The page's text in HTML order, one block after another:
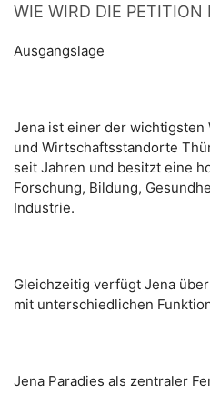
WIE WIRD DIE PETITION
Ausgangslage
Jena ist einer der
und Wirtschaftsstandorte
seit Jahren und besitzt eine
Forschung, Bildung,
Industrie.
Gleichzeitig verfügt Jena
mit unterschiedlichen
Jena Paradies als zentraler